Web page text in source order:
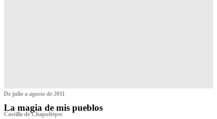
De julio a agosto de 2011
La magia de mis pueblos
Castillo de Chapultepec